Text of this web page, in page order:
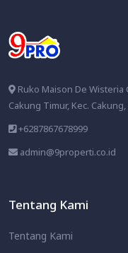
Ruko Maison De Wisteria
Cakung Timur, Kec.
+6287867678999
admin@9properti.co.id
Tentang Kami
Tentang Kami